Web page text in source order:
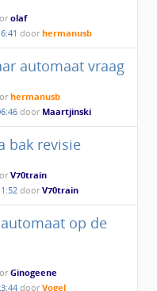
olaf
doorhermanusb
automaat vraag
hermanusb
door Maartjinski
bak revisie
V70train
doorV70train
op de
Ginogeene
doorVogel